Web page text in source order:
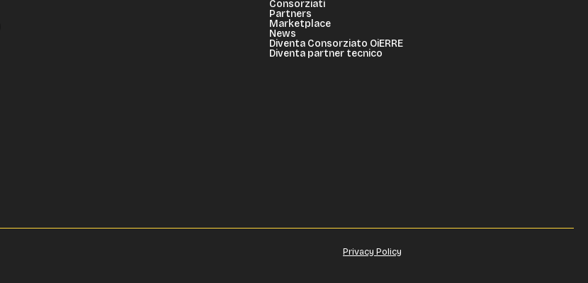
Consorziati
Partners
Marketplace
News
Diventa Consorziato OiERRE
Diventa partner tecnico
Privacy Policy